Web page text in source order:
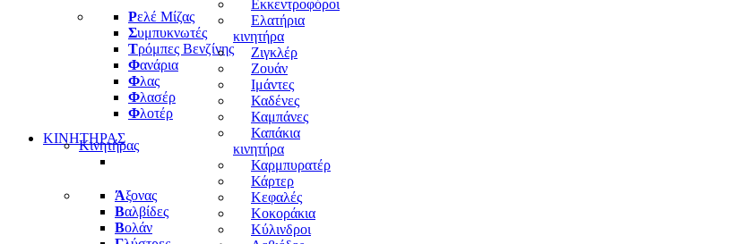
Εκκεντροφόροι
Ελατήρια
κινητήρα
Ζιγκλέρ
Ζουάν
Ιμάντες
Καδένες
Καμπάνες
Καπάκια
κινητήρα
Καρμπυρατέρ
Κάρτερ
Κεφαλές
Κοκοράκια
Κύλινδροι
Ρελέ Μίζας
Συμπυκνωτές
Τρόμπες Βενζίνης
Φανάρια
Φλας
Φλασέρ
Φλοτέρ
ΚΙΝΗΤΗΡΑΣ
Κινητήρας
Άξονας
Βαλβίδες
Βολάν